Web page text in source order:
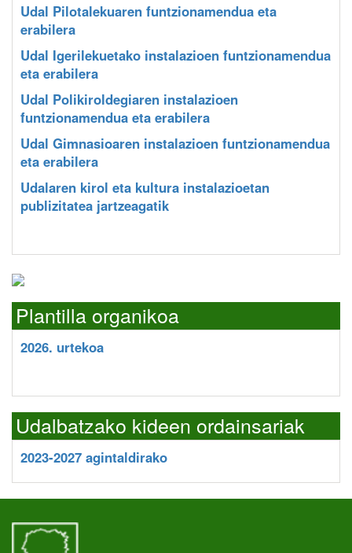
Udal Pilotalekuaren funtzionamendua eta
erabilera
Udal Igerilekuetako instalazioen funtzionamendua
eta erabilera
Udal Polikiroldegiaren instalazioen
funtzionamendua eta erabilera
Udal Gimnasioaren instalazioen funtzionamendua
eta erabilera
Udalaren kirol eta kultura instalazioetan
publizitatea jartzeagatik
Plantilla organikoa
2026. urtekoa
Udalbatzako kideen ordainsariak
2023-2027 agintaldirako